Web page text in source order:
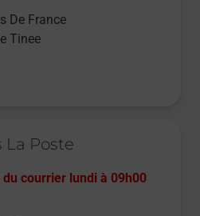
De France
Tinee
La Poste
du courrier lundi à 09h00